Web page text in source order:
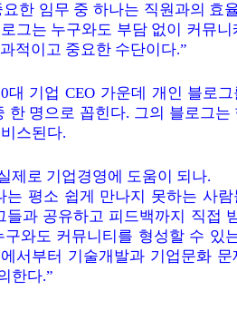
요한 임무 중 하나는 직원과의 효
그는 누구와도 부담 없이 커뮤
적이고 중요한 수단이다.”
대 기업 CEO 가운데 개인 블로
한 명으로 꼽힌다. 그의 블로그는
스된다.
제로 기업경영에 도움이 되나.
는 평소 쉽게 만나지 못하는 사
들과 공유하고 피드백까지 직접
구와도 커뮤니티를 형성할 수 있
서부터 기술개발과 기업문화
한다.”